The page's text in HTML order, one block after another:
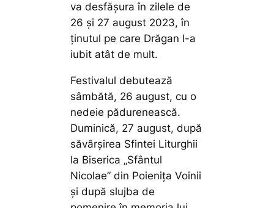
va desfășura în zilele de
26 și 27 august 2023, în
ținutul pe care Drăgan l-a
iubit atât de mult.
Festivalul debutează
sâmbătă, 26 august, cu o
nedeie pădurenească.
Duminică, 27 august, după
săvârșirea Sfintei Liturghii
la Biserica „Sfântul
Nicolae” din Poienița Voinii
și după slujba de